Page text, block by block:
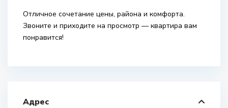
Отличное сочетание цены, района и комфорта.
Звоните и приходите на просмотр — квартира вам
понравится!
Адрес